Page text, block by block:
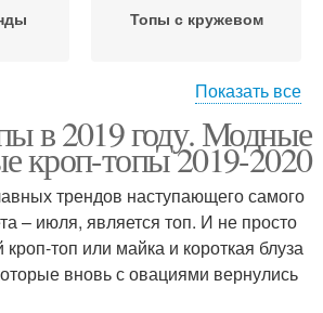
Топы с кружевом
стиле Вязаные топы
Топ в бельевом стиле
Показать все
в 2019 году. Модные
кроп-топы 2019-2020
трендов наступающего самого
– июля, является топ. И не просто
топ или майка и короткая блуза
вновь с овациями вернулись